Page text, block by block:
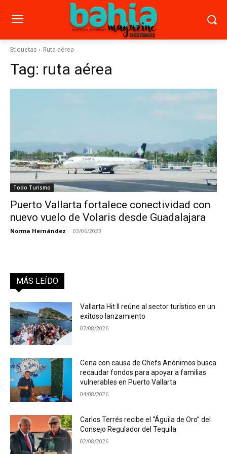
Etiquetas Ruta aérea
Tag: ruta aérea
Todo Turismo
Puerto Vallarta fortalece conectividad con
nuevo vuelo de Volaris desde Guadalajara
Norma Hernández - 03/06/2023
MÁS LEÍDO
Vallarta Hit II reúne al sector turístico en un
exitoso lanzamiento
07/08/2026
Cena con causa de Chefs Anónimos busca
recaudar fondos para apoyar a familias
vulnerables en Puerto Vallarta
04/08/2026
Carlos Terrés recibe el “Águila de Oro” del
Consejo Regulador del Tequila
02/08/2026